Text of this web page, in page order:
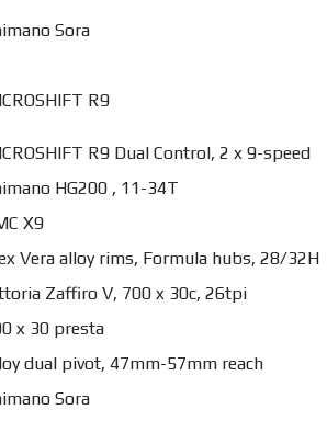
Sora
R9
R9 Dual Control, 2 x 9-speed
HG200 , 11-34T
X9
Vera alloy rims, Formula hubs, 28/32H
Zaffiro V, 700 x 30c, 26tpi
x 30 presta
dual pivot, 47mm-57mm reach
Sora